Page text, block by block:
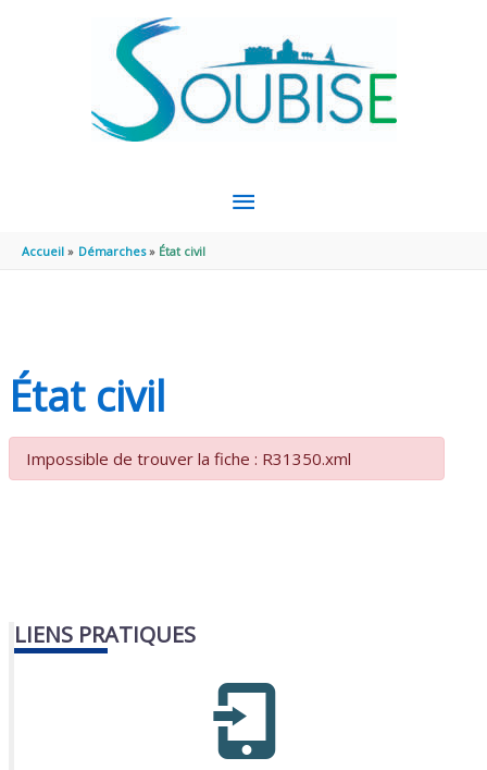
MENU
Accueil Démarches État civil
État civil
Impossible de trouver la fiche : R31350.xml
LIENS PRATIQUES